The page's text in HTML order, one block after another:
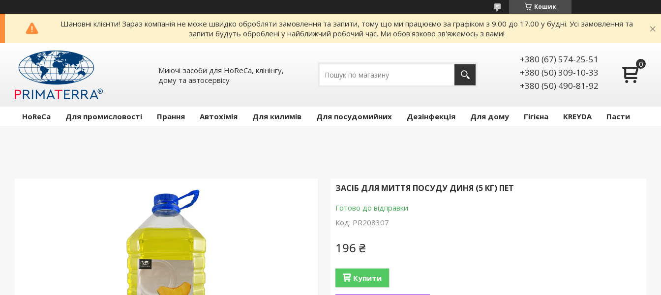
Кошик
Шановні клієнти! Зараз компанія не може швидко обробляти замовлення та запити, тому що ми працюємо за графіком з 9.00 до 17.00 у будні. Усі замовлення та
запити будуть оброблені у найближчий робочий час. Ми обов'язково зв'яжемось з вами!
Миючi засоби для HoReCa, клінінгу,
дому та автосервiсу
+380 (67) 574-25-51
+380 (50) 309-10-33
+380 (50) 490-81-92
HoReCa Для промисловості Прання Автохімія Для килимів Для посудомийних Дезінфекція Для дому Гігієна KREYDA Пасти
ЗАСІБ ДЛЯ МИТТЯ ПОСУДУ ДИНЯ (5 КГ) ПЕТ
Готово до відправки
Код: PR208307
196 ₴
Купити